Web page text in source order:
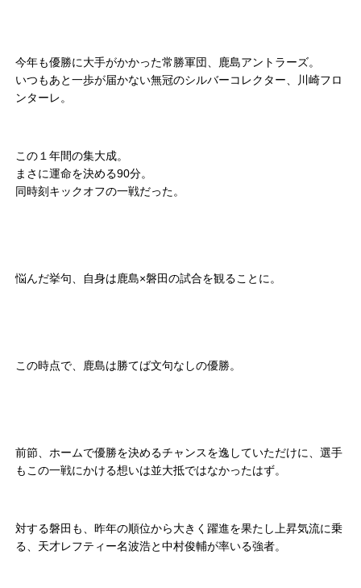
今年も優勝に大手がかかった常勝軍団、鹿島アントラーズ。
いつもあと一歩が届かない無冠のシルバーコレクター、川崎フロ
ンターレ。
この１年間の集大成。
まさに運命を決める90分。
同時刻キックオフの一戦だった。
悩んだ挙句、自身は鹿島×磐田の試合を観ることに。
この時点で、鹿島は勝てば文句なしの優勝。
前節、ホームで優勝を決めるチャンスを逸していただけに、選手
もこの一戦にかける想いは並大抵ではなかったはず。
対する磐田も、昨年の順位から大きく躍進を果たし上昇気流に乗
る、天才レフティー名波浩と中村俊輔が率いる強者。